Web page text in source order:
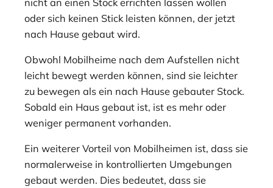
oder sich keinen Stick leisten können, der jetzt
nach Hause gebaut wird.
Obwohl Mobilheime nach dem Aufstellen nicht
leicht bewegt werden können, sind sie leichter
zu bewegen als ein nach Hause gebauter Stock.
Sobald ein Haus gebaut ist, ist es mehr oder
weniger permanent vorhanden.
Ein weiterer Vorteil von Mobilheimen ist, dass sie
normalerweise in kontrollierten Umgebungen
gebaut werden. Dies bedeutet, dass sie